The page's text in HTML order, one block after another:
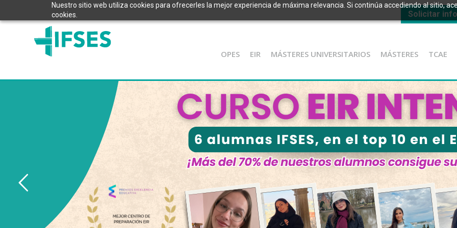
Nuestro sitio web utiliza cookies para ofrecerles la mejor experiencia de máxima relevancia. Si continúa accediendo al sitio,
cookies.
Solicitar
OPES EIR MÁSTERES UNIVERSITARIOS MÁSTERES TCAE